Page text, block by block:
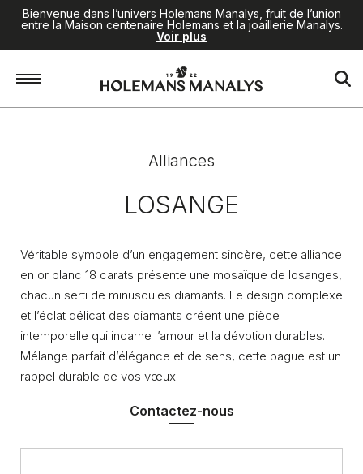
Bienvenue dans l’univers Holemans Manalys, fruit de l’union
entre la Maison centenaire Holemans et la joaillerie Manalys.
Voir plus
Joaillerie / Alliances / Losange
Alliances
LOSANGE
Véritable symbole d’un engagement sincère, cette alliance
en or blanc 18 carats présente une mosaïque de losanges,
chacun serti de minuscules diamants. Le design complexe
et l’éclat délicat des diamants créent une pièce
intemporelle qui incarne l’amour et la dévotion durables.
Mélange parfait d’élégance et de sens, cette bague est un
rappel durable de vos vœux.
Contactez-nous